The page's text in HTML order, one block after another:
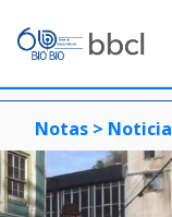
Notas > Noticia